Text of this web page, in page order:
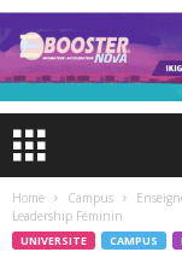
Home Campus
Leadership Féminin
UNIVERSITE CAMPUS